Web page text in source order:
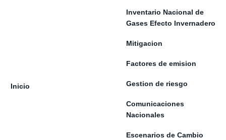
Inicio
Inventario Nacional de
Gases Efecto Invernadero
Mitigacion
Factores de emision
Gestion de riesgo
Comunicaciones
Nacionales
Escenarios de Cambio